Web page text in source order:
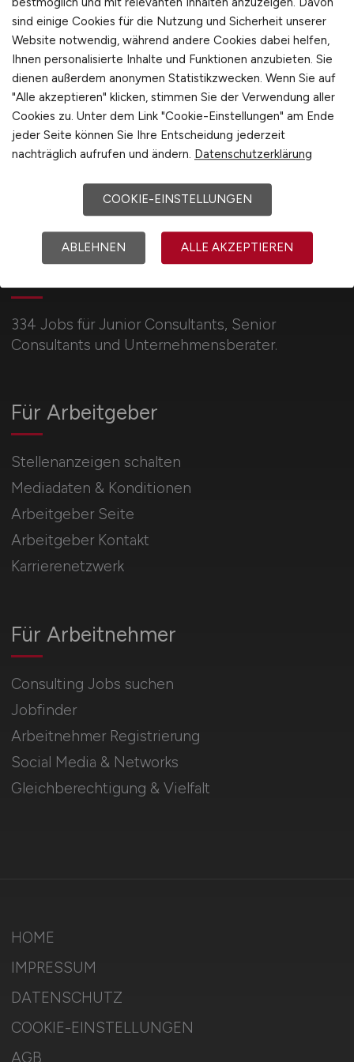
International
1
334 Jobs für Junior Consultants, Senior
Consultants und Unternehmensberater.
Für Arbeitnehmer
Consulting Jobs suchen
Jobfinder
Arbeitnehmer Registrierung
Social Media & Networks
Gleichberechtigung & Vielfalt
Für Arbeitgeber
Stellenanzeigen schalten
Mediadaten & Konditionen
Arbeitgeber Seite
Arbeitgeber Kontakt
Karrierenetzwerk
HOME
IMPRESSUM
DATENSCHUTZ
COOKIE-EINSTELLUNGEN
AGB
sind einige Cookies für die Nutzung und Sicherheit unserer
Website notwendig, während andere Cookies dabei helfen,
Ihnen personalisierte Inhalte und Funktionen anzubieten. Sie
dienen außerdem anonymen Statistikzwecken. Wenn Sie auf
"Alle akzeptieren" klicken, stimmen Sie der Verwendung aller
Cookies zu. Unter dem Link "Cookie-Einstellungen" am Ende
jeder Seite können Sie Ihre Entscheidung jederzeit
nachträglich aufrufen und ändern. Datenschutzerklärung
COOKIE-EINSTELLUNGEN
ABLEHNEN ALLE AKZEPTIEREN